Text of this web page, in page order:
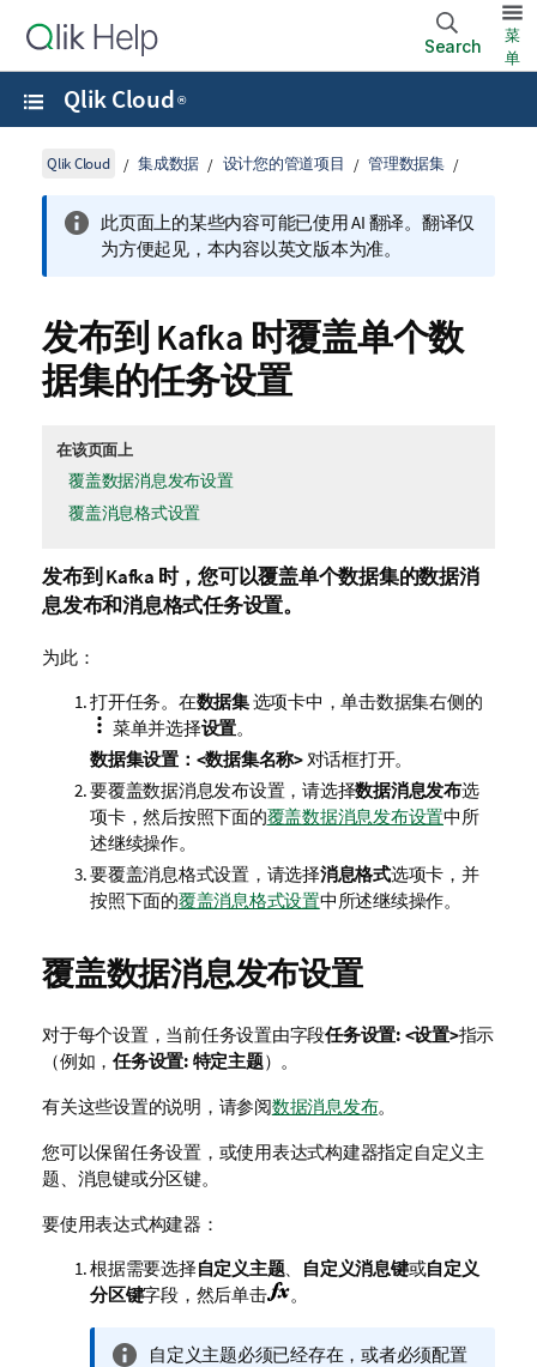
Search
菜
单
Qlik Cloud ®
Qlik Cloud 集成数据 设计您的管道项目 管理数据集
此页面上的某些内容可能已使用 AI 翻译。翻译仅
为方便起见，本内容以英文版本为准。
发布到 Kafka 时覆盖单个数
据集的任务设置
在该页面上
覆盖数据消息发布设置
覆盖消息格式设置
发布到 Kafka 时，您可以覆盖单个数据集的数据消
息发布和消息格式任务设置。
为此：
打开任务。在数据集选项卡中，单击数据集右侧的
菜单并选择设置。
数据集设置：<数据集名称>对话框打开。
要覆盖数据消息发布设置，请选择数据消息发布选
项卡，然后按照下面的覆盖数据消息发布设置中所
述继续操作。
要覆盖消息格式设置，请选择消息格式选项卡，并
按照下面的覆盖消息格式设置中所述继续操作。
覆盖数据消息发布设置
对于每个设置，当前任务设置由字段任务设置: <设置>指示
（例如， 任务设置: 特定主题）。
有关这些设置的说明，请参阅数据消息发布。
您可以保留任务设置，或使用表达式构建器指定自定义主
题、消息键或分区键。
要使用表达式构建器：
根据需要选择自定义主题、 自定义消息键或自定义
分区键字段，然后单击 。
信
自定义主题必须已经存在，或者必须配置